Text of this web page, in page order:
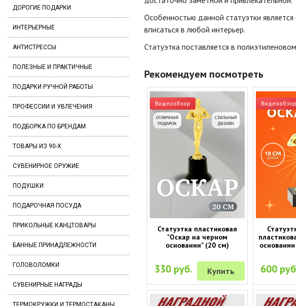
ДОРОГИЕ ПОДАРКИ
ИНТЕРЬЕРНЫЕ
АНТИСТРЕССЫ
ПОЛЕЗНЫЕ И ПРАКТИЧНЫЕ
ПОДАРКИ РУЧНОЙ РАБОТЫ
ПРОФЕССИИ И УВЛЕЧЕНИЯ
ПОДБОРКА ПО БРЕНДАМ
ТОВАРЫ ИЗ 90-Х
СУВЕНИРНОЕ ОРУЖИЕ
ПОДУШКИ
ПОДАРОЧНАЯ ПОСУДА
ПРИКОЛЬНЫЕ КАНЦТОВАРЫ
БАННЫЕ ПРИНАДЛЕЖНОСТИ
ГОЛОВОЛОМКИ
СУВЕНИРНЫЕ НАГРАДЫ
ТЕРМОКРУЖКИ И ТЕРМОСТАКАНЫ
Особенностью данной статуэтки
вписаться в любой интерьер.
Статуэтка поставляется в
Рекомендуем посмотреть
Видеообзор
Статуэтка пластиковая
"Оскар на черном
основании" (20 см)
330 руб. Купить
Видеообзор
600